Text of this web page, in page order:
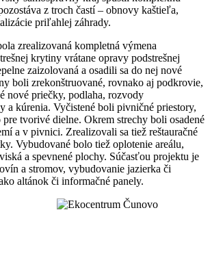
z troch častí – obnovy kaštieľa,
priľahlej záhrady.
zrealizovaná kompletná výmena
krytiny vrátane opravy podstrešnej
zaizolovaná a osadili sa do nej nové
boli zrekonštruované, rovnako aj podkrovie,
nové priečky, podlaha, rozvody
a kúrenia. Vyčistené boli pivničné priestory,
tvorivé dielne. Okrem strechy boli osadené
a v pivnici. Zrealizovali sa tiež reštauračné
Vybudované bolo tiež oplotenie areálu,
a spevnené plochy. Súčasťou projektu je
a stromov, vybudovanie jazierka či
altánok či informačné panely.